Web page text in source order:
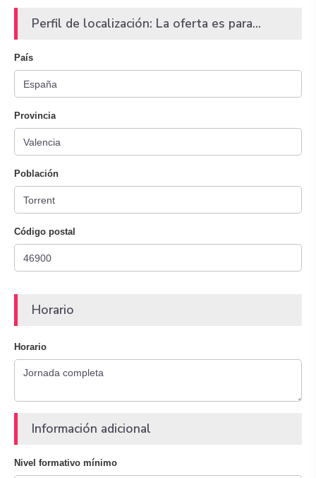
Perfil de localización: La oferta es para...
País
Provincia
Población
Código postal
Horario
Horario
Información adicional
Nivel formativo mínimo